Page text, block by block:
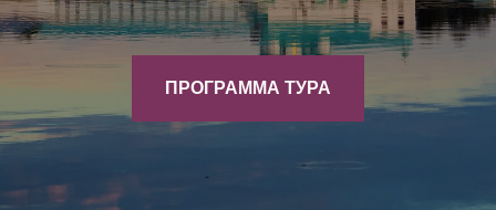
ПРОГРАММА ТУРА